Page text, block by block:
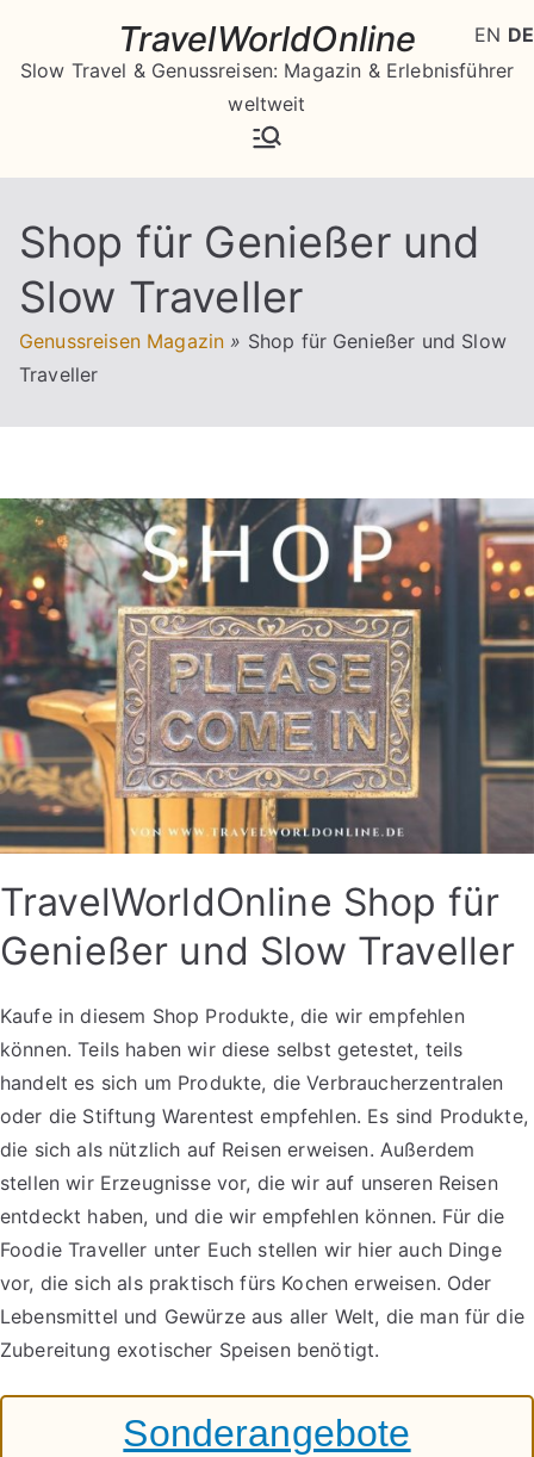
springen
TravelWorldOnline
Slow Travel & Genussreisen: Magazin & Erlebnisführer
weltweit
Shop für Genießer und
Slow Traveller
Genussreisen Magazin » Shop für Genießer und Slow
Traveller
TravelWorldOnline Shop für
Genießer und Slow Traveller
Kaufe in diesem Shop Produkte, die wir empfehlen
können. Teils haben wir diese selbst getestet, teils
handelt es sich um Produkte, die Verbraucherzentralen
oder die Stiftung Warentest empfehlen. Es sind Produkte,
die sich als nützlich auf Reisen erweisen. Außerdem
stellen wir Erzeugnisse vor, die wir auf unseren Reisen
entdeckt haben, und die wir empfehlen können. Für die
Foodie Traveller unter Euch stellen wir hier auch Dinge
vor, die sich als praktisch fürs Kochen erweisen. Oder
Lebensmittel und Gewürze aus aller Welt, die man für die
Zubereitung exotischer Speisen benötigt.
Sonderangebote
EN DE